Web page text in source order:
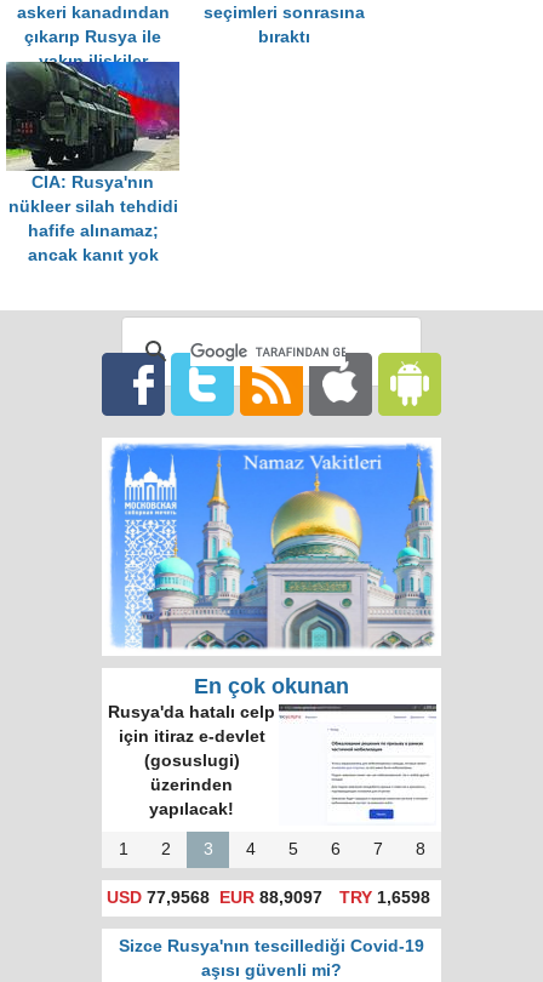
askeri kanadından
çıkarıp Rusya ile
yakın ilişkiler
kuracak
seçimleri sonrasına
bıraktı
CIA: Rusya'nın
nükleer silah tehdidi
hafife alınamaz;
ancak kanıt yok
En çok okunan
Rusya'da hatalı celp
için itiraz e-devlet
(gosuslugi)
üzerinden
yapılacak!
1 2 3 4 5 6 7 8
USD 77,9568 EUR 88,9097 TRY1,6598
Sizce Rusya'nın tescillediği Covid-19
aşısı güvenli mi?